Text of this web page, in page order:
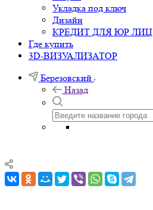
Укладка под ключ
Дизайн
КРЕДИТ ДЛЯ ЮР ЛИЦ
Где купить
3D-ВИЗУАЛИЗАТОР
Березовский
Назад